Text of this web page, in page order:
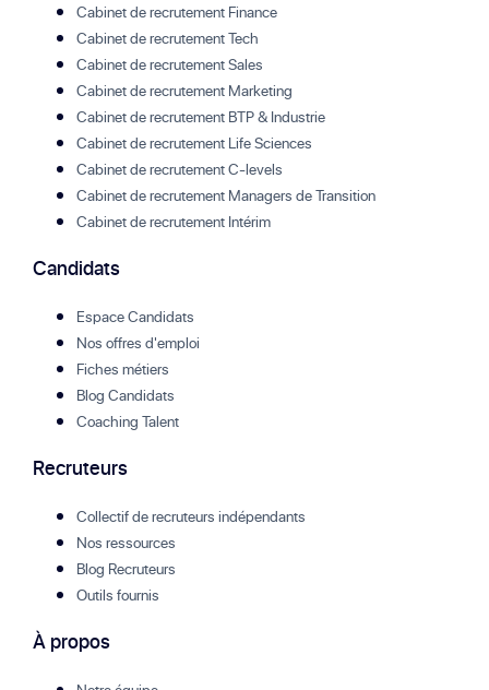
Cabinet de recrutement Finance
Cabinet de recrutement Tech
Cabinet de recrutement Sales
Cabinet de recrutement Marketing
Cabinet de recrutement BTP & Industrie
Cabinet de recrutement Life Sciences
Cabinet de recrutement C-levels
Cabinet de recrutement Managers de Transition
Cabinet de recrutement Intérim
Candidats
Espace Candidats
Nos offres d'emploi
Fiches métiers
Blog Candidats
Coaching Talent
Recruteurs
Collectif de recruteurs indépendants
Nos ressources
Blog Recruteurs
Outils fournis
À propos